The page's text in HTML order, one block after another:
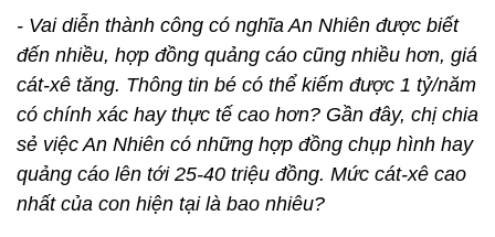
- Vai diễn thành công có nghĩa An Nhiên được biết
đến nhiều, hợp đồng quảng cáo cũng nhiều hơn, giá
cát-xê tăng. Thông tin bé có thể kiếm được 1 tỷ/năm
có chính xác hay thực tế cao hơn? Gần đây, chị chia
sẻ việc An Nhiên có những hợp đồng chụp hình hay
quảng cáo lên tới 25-40 triệu đồng. Mức cát-xê cao
nhất của con hiện tại là bao nhiêu?